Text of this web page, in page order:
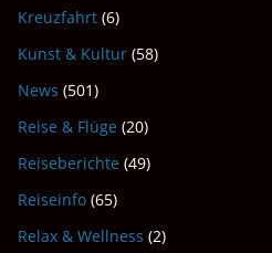
Kreuzfahrt (6)
Kunst & Kultur (58)
News (501)
Reise & Flüge (20)
Reiseberichte (49)
Reiseinfo (65)
Relax & Wellness (2)